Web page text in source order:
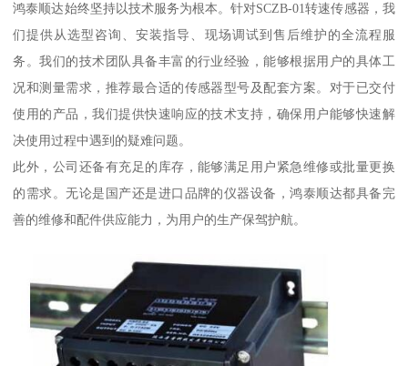
鸿泰顺达始终坚持以技术服务为根本。针对SCZB-01转速传感器，我
们提供从选型咨询、安装指导、现场调试到售后维护的全流程服
务。我们的技术团队具备丰富的行业经验，能够根据用户的具体工
况和测量需求，推荐最合适的传感器型号及配套方案。对于已交付
使用的产品，我们提供快速响应的技术支持，确保用户能够快速解
决使用过程中遇到的疑难问题。
此外，公司还备有充足的库存，能够满足用户紧急维修或批量更换
的需求。无论是国产还是进口品牌的仪器设备，鸿泰顺达都具备完
善的维修和配件供应能力，为用户的生产保驾护航。